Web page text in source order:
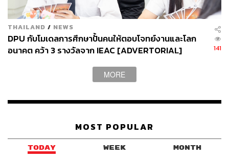
THAILAND / NEWS
DPU กับโมเดลการศึกษาปั้นคนให้ตอบโจทย์งานและโลก
อนาคต คว้า 3 รางวัลจาก IEAC [ADVERTORIAL]
141
MORE
MOST POPULAR
TODAY WEEK MONTH